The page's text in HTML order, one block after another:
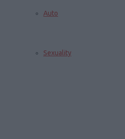
Auto
Sexuality